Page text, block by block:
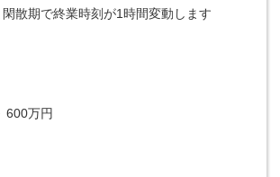
散期で終業時刻が1時間変動します
600万円